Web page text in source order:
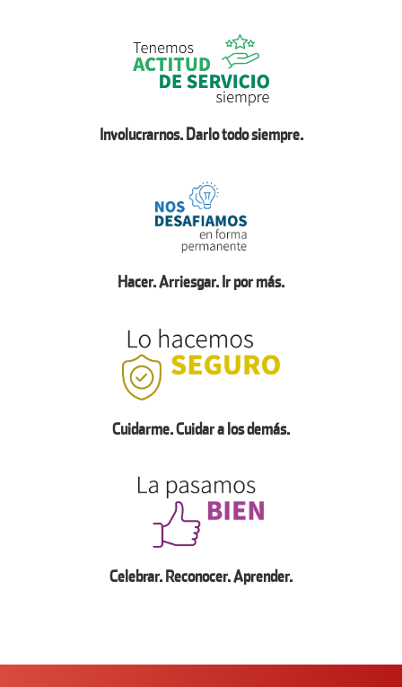
Involucrarnos. Darlo todo siempre.
Hacer. Arriesgar. Ir por más.
Cuidarme. Cuidar a los demás.
Celebrar. Reconocer. Aprender.